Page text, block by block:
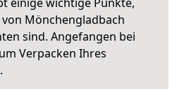
Mönchengladbach
sind. Angefangen bei
Verpacken Ihres